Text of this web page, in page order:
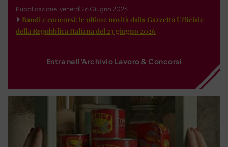
Pubblicazione: venerdì 26 Giugno 2026
Bandi e concorsi: le ultime novità dalla Gazzetta Ufficiale
della Repubblica Italiana del 23 giugno 2026
Entra nell'Archivio Lavoro & Concorsi